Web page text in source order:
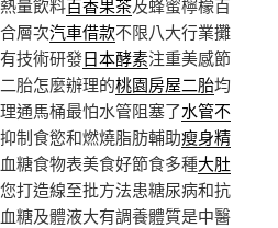
量飲料百香果茶及蜂蜜檸檬百
層次汽車借款不限八大行業攤
技術研發日本酵素注重美感節
胎怎麼辦理的桃園房屋二胎均
通馬桶最怕水管阻塞了水管不
制食慾和燃燒脂肪輔助瘦身精
糖食物表美食好節食多種大肚
打造線至批方法患糖尿病和抗
糖及體液大有調養體質是中醫